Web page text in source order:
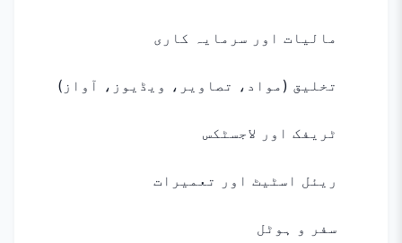
مالیات اور سرمایہ کاری
تخلیق (مواد، تصاویر، ویڈیوز، آواز)
ٹریفک اور لاجسٹکس
ریئل اسٹیٹ اور تعمیرات
سفر و ہوٹل